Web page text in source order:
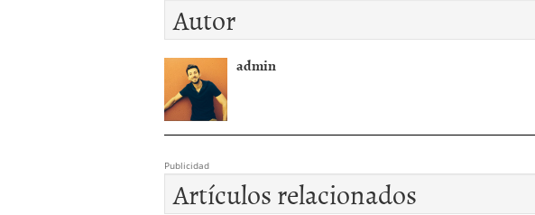
Autor
admin
Publicidad
Artículos relacionados